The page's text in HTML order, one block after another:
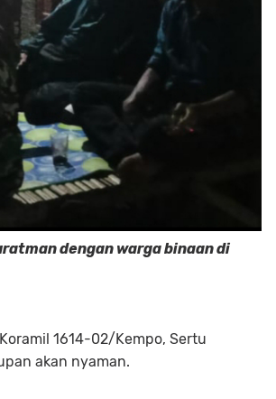
dengan warga binaan di
1614-02/Kempo, Sertu
akan nyaman.